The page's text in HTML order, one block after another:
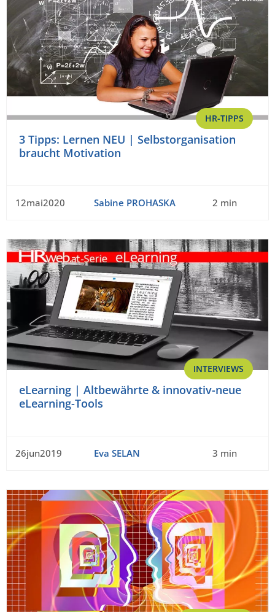
HR-TIPPS
3 Tipps: Lernen NEU | Selbstorganisation
braucht Motivation
12mai2020 Sabine PROHASKA 2 min
INTERVIEWS
eLearning | Altbewährte & innovativ-neue
eLearning-Tools
26jun2019 Eva SELAN 3 min